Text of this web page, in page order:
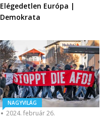
Elégedetlen Európa |
Demokrata
NAGYVILÁG
2024. február 26.